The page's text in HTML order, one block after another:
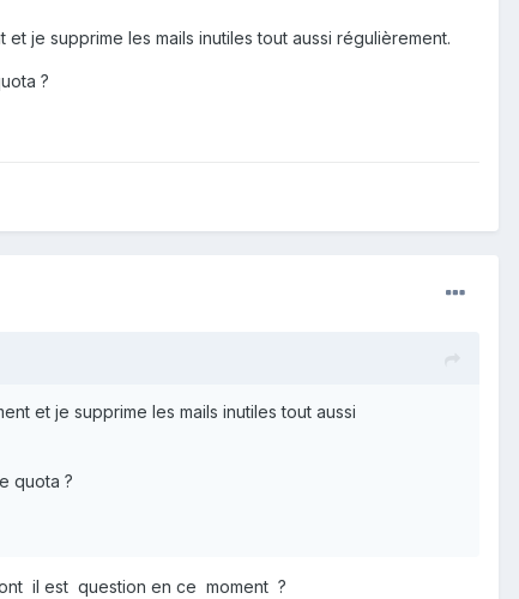
je supprime les mails inutiles tout aussi régulièrement.
?
et je supprime les mails inutiles tout aussi
quota ?
il est question en ce moment ?